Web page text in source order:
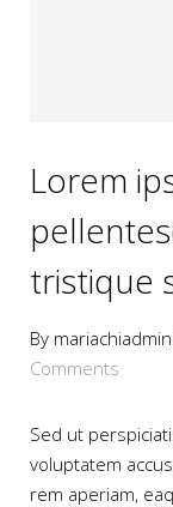
Lorem
tristique
By
Comments
Sed ut
voluptatem
rem aperiam,